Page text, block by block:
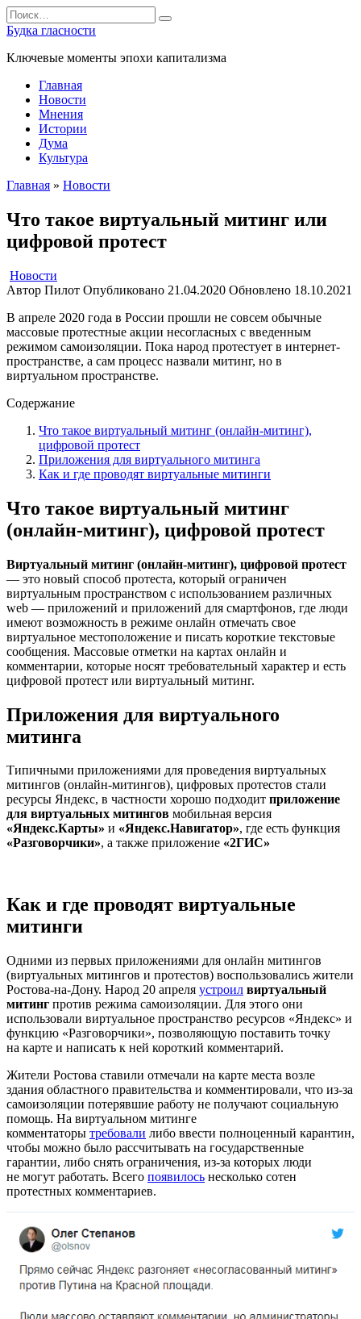
Перейти
к
содержанию
Search
for:
Будка гласности
Ключевые моменты эпохи капитализма
Главная
Новости
Мнения
Истории
Дума
Культура
Главная » Новости
Что такое виртуальный митинг или
цифровой протест
Новости
Автор Пилот Опубликовано 21.04.2020 Обновлено 18.10.2021
В апреле 2020 года в России прошли не совсем обычные
массовые протестные акции несогласных с введенным
режимом самоизоляции. Пока народ протестует в интернет-
пространстве, а сам процесс назвали митинг, но в
виртуальном пространстве.
Содержание
Что такое виртуальный митинг (онлайн-митинг),
цифровой протест
Приложения для виртуального митинга
Как и где проводят виртуальные митинги
Что такое виртуальный митинг
(онлайн-митинг), цифровой протест
Виртуальный митинг (онлайн-митинг), цифровой протест
— это новый способ протеста, который ограничен
виртуальным пространством с использованием различных
web — приложений и приложений для смартфонов, где люди
имеют возможность в режиме онлайн отмечать свое
виртуальное местоположение и писать короткие текстовые
сообщения. Массовые отметки на картах онлайн и
комментарии, которые носят требовательный характер и есть
цифровой протест или виртуальный митинг.
Приложения для виртуального
митинга
Типичными приложениями для проведения виртуальных
митингов (онлайн-митингов), цифровых протестов стали
ресурсы Яндекс, в частности хорошо подходит приложение
для виртуальных митингов мобильная версия
«Яндекс.Карты» и «Яндекс.Навигатор», где есть функция
«Разговорчики», а также приложение «2ГИС»
Как и где проводят виртуальные
митинги
Одними из первых приложениями для онлайн митингов
(виртуальных митингов и протестов) воспользовались жители
Ростова-на-Дону. Народ 20 апреля устроил виртуальный
митинг против режима самоизоляции. Для этого они
использовали виртуальное пространство ресурсов «Яндекс» и
функцию «Разговорчики», позволяющую поставить точку
на карте и написать к ней короткий комментарий.
Жители Ростова ставили отмечали на карте места возле
здания областного правительства и комментировали, что из-за
самоизоляции потерявшие работу не получают социальную
помощь. На виртуальном митинге
комментаторы требовали либо ввести полноценный карантин,
чтобы можно было рассчитывать на государственные
гарантии, либо снять ограничения, из-за которых люди
не могут работать. Всего появилось несколько сотен
протестных комментариев.